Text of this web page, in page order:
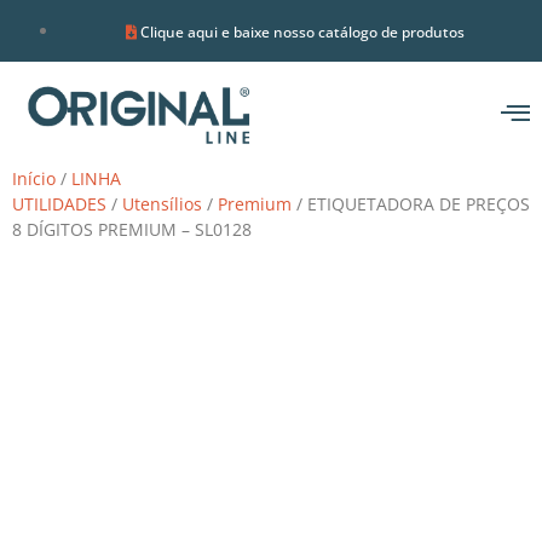
Clique aqui e baixe nosso catálogo de produtos
Início / LINHA
UTILIDADES / Utensílios / Premium / ETIQUETADORA DE PREÇOS
8 DÍGITOS PREMIUM – SL0128